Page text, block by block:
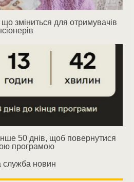
зміниться для отримувачів
50 днів, щоб повернутися
програмою
служба новин